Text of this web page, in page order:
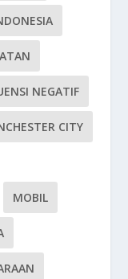
NEGATIF
CITY
MOBIL